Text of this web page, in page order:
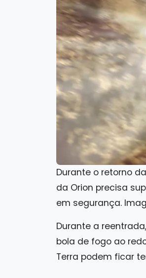
Durante o retorno
da Orion precisa
em segurança.
Durante a
bola de fogo ao
Terra podem ficar